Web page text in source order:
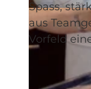
© Executive Events
Spass,
aus
Vorfeld